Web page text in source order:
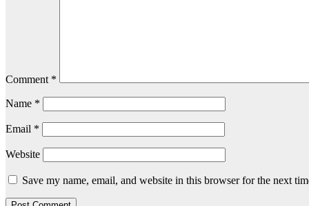
Comment *
Name *
Email *
Website
Save my name, email, and website in this browser for the next